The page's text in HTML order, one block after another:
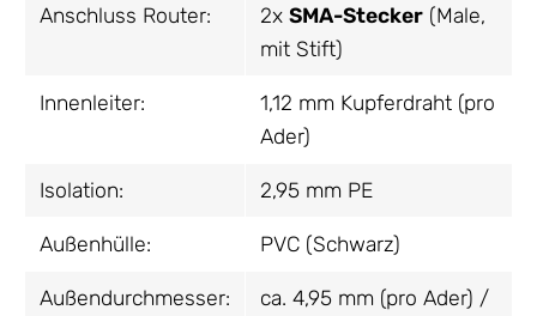
Anschluss Router: 2x SMA-Stecker (Male,
mit Stift)
Innenleiter:
1,12 mm Kupferdraht (pro
Ader)
Isolation: 2,95 mm PE
Außenhülle: PVC (Schwarz)
Außendurchmesser:
ca. 4,95 mm (pro Ader) /